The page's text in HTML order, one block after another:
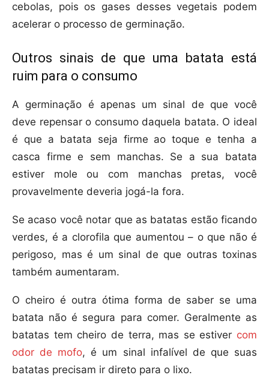
cebolas, pois os gases desses vegetais podem
acelerar o processo de germinação.
Outros sinais de que uma batata está
ruim para o consumo
A germinação é apenas um sinal de que você
deve repensar o consumo daquela batata. O ideal
é que a batata seja firme ao toque e tenha a
casca firme e sem manchas. Se a sua batata
estiver mole ou com manchas pretas, você
provavelmente deveria jogá-la fora.
Se acaso você notar que as batatas estão ficando
verdes, é a clorofila que aumentou – o que não é
perigoso, mas é um sinal de que outras toxinas
também aumentaram.
O cheiro é outra ótima forma de saber se uma
batata não é segura para comer. Geralmente as
batatas tem cheiro de terra, mas se estiver com
odor de mofo, é um sinal infalível de que suas
batatas precisam ir direto para o lixo.